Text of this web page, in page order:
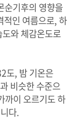
순기후의 영향을
적인 여름으로, 하
와 체감온도로
도, 밤 기온은
비슷한 수준으
까이 오르기도 하
다.